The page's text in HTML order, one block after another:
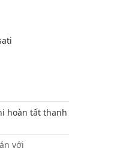
hoàn tất thanh
với